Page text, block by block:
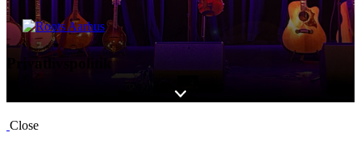
Privatlivspolitik
Close